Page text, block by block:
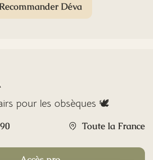
Recommander Déva
pour les obsèques 🕊️
Toute la France